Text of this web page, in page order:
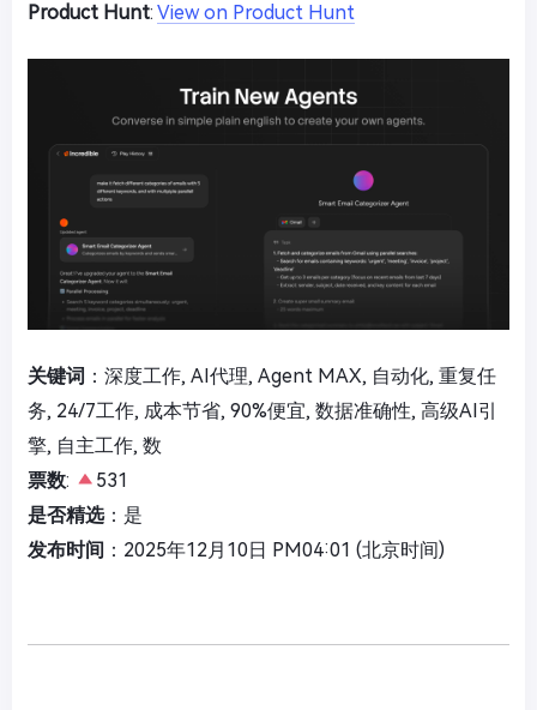
Product Hunt: View on Product Hunt
关键词 ：深度工作, AI代理, Agent MAX, 自动化, 重复任
务, 24/7工作, 成本节省, 90%便宜, 数据准确性, 高级AI引
擎, 自主工作, 数
票数:
531
是否精选：是
发布时间 ：2025年12月10日 PM04:01 (北京时间)